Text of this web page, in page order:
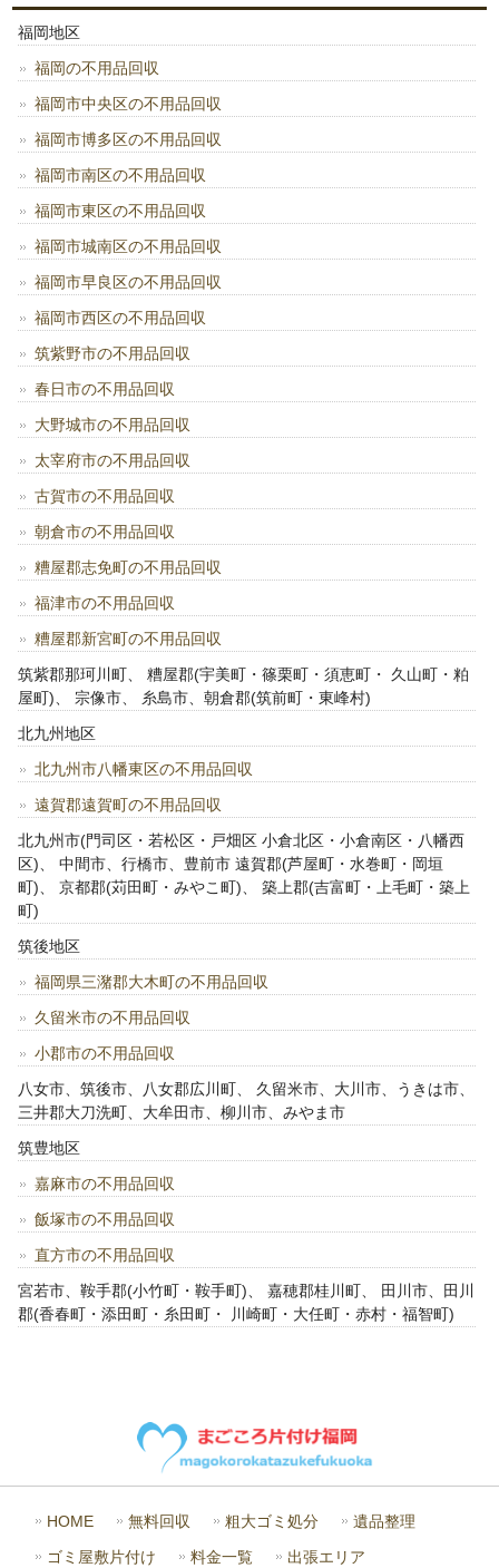
福岡地区
福岡の不用品回収
福岡市中央区の不用品回収
福岡市博多区の不用品回収
福岡市南区の不用品回収
福岡市東区の不用品回収
福岡市城南区の不用品回収
福岡市早良区の不用品回収
福岡市西区の不用品回収
筑紫野市の不用品回収
春日市の不用品回収
大野城市の不用品回収
太宰府市の不用品回収
古賀市の不用品回収
朝倉市の不用品回収
糟屋郡志免町の不用品回収
福津市の不用品回収
糟屋郡新宮町の不用品回収
筑紫郡那珂川町、 糟屋郡(宇美町・篠栗町・須恵町・ 久山町・粕
屋町)、 宗像市、 糸島市、朝倉郡(筑前町・東峰村)
北九州地区
北九州市八幡東区の不用品回収
遠賀郡遠賀町の不用品回収
北九州市(門司区・若松区・戸畑区 小倉北区・小倉南区・八幡西
区)、 中間市、行橋市、豊前市 遠賀郡(芦屋町・水巻町・岡垣
町)、 京都郡(苅田町・みやこ町)、 築上郡(吉富町・上毛町・築上
町)
筑後地区
福岡県三潴郡大木町の不用品回収
久留米市の不用品回収
小郡市の不用品回収
八女市、筑後市、八女郡広川町、 久留米市、大川市、うきは市、
三井郡大刀洗町、大牟田市、柳川市、みやま市
筑豊地区
嘉麻市の不用品回収
飯塚市の不用品回収
直方市の不用品回収
宮若市、鞍手郡(小竹町・鞍手町)、 嘉穂郡桂川町、 田川市、田川
郡(香春町・添田町・糸田町・ 川崎町・大任町・赤村・福智町)
HOME 無料回収 粗大ゴミ処分 遺品整理
ゴミ屋敷片付け 料金一覧 出張エリア